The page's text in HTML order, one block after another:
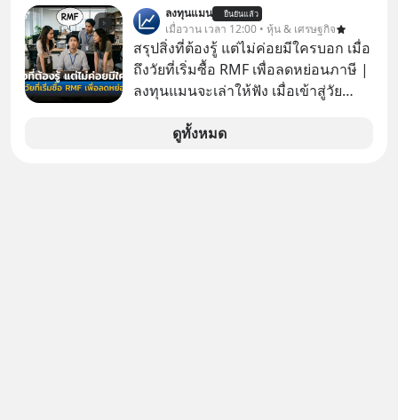
ของคนรอบข้างไปพร้อมกัน
#boundary #selfdevelopment #แอป
เท๋dinnertalk
#missiontothemoonpodcast
ลงทุนแมน ยืนยันแล้ว
เมื่อวาน เวลา 12:00 • หุ้น & เศรษฐกิจ
สรุปสิ่งที่ต้องรู้ แต่ไม่ค่อยมีใครบอก เมื่อ
ถึงวัยที่เริ่มซื้อ RMF เพื่อลดหย่อนภาษี |
ลงทุนแมนจะเล่าให้ฟัง เมื่อเข้าสู่วัย
ดูทั้งหมด